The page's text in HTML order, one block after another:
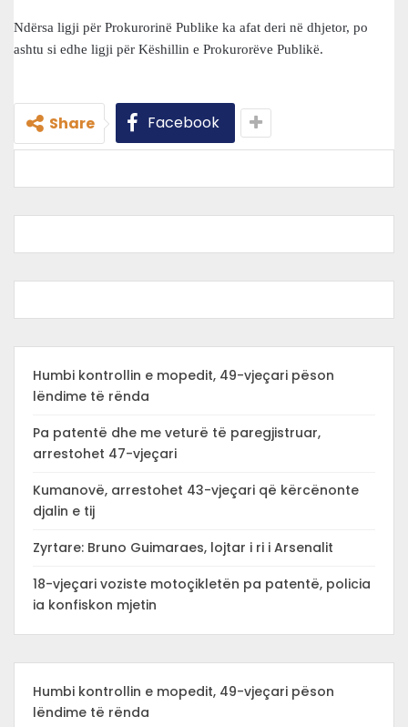
Ndërsa ligji për Prokurorinë Publike ka afat deri në dhjetor, po
ashtu si edhe ligji për Këshillin e Prokurorëve Publikë.
Share Facebook
Humbi kontrollin e mopedit, 49-vjeçari pëson
lëndime të rënda
Pa patentë dhe me veturë të paregjistruar,
arrestohet 47-vjeçari
Kumanovë, arrestohet 43-vjeçari që kërcënonte
djalin e tij
Zyrtare: Bruno Guimaraes, lojtar i ri i Arsenalit
18-vjeçari voziste motoçikletën pa patentë, policia
ia konfiskon mjetin
Humbi kontrollin e mopedit, 49-vjeçari pëson
lëndime të rënda